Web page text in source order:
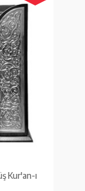
Kur'an-ı